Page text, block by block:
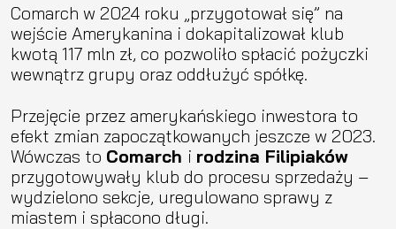
Comarch w 2024 roku „przygotował się” na
wejście Amerykanina i dokapitalizował klub
kwotą 117 mln zł, co pozwoliło spłacić pożyczki
wewnątrz grupy oraz oddłużyć spółkę.
Przejęcie przez amerykańskiego inwestora to
efekt zmian zapoczątkowanych jeszcze w 2023.
Wówczas to Comarch i rodzina Filipiaków
przygotowywały klub do procesu sprzedaży –
wydzielono sekcje, uregulowano sprawy z
miastem i spłacono długi.